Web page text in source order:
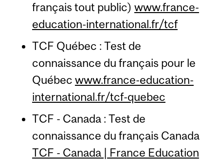
français tout public) www.france-
education-international.fr/tcf
TCF Québec : Test de
connaissance du français pour le
Québec www.france-education-
international.fr/tcf-quebec
TCF - Canada : Test de
connaissance du français Canada
TCF - Canada | France Education